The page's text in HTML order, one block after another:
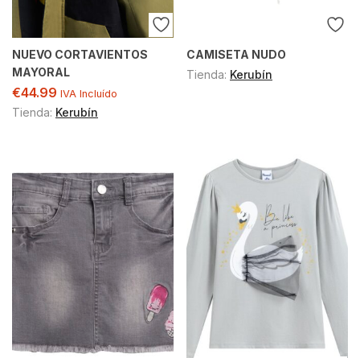
NUEVO CORTAVIENTOS
MAYORAL
€44.99 IVA Incluído
Tienda: Kerubín
CAMISETA NUDO
Tienda: Kerubín